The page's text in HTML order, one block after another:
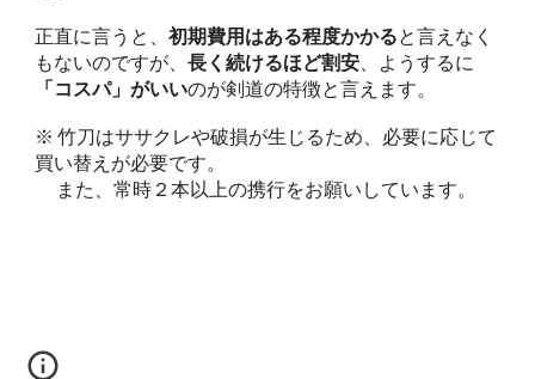
正直に言うと、初期費用はある程度かかると言えなく
もないのですが、長く続けるほど割安 、ようするに
「コスパ」がいいのが剣道の特徴と言えます。
※ 竹刀はササクレや破損が生じるため、必要に応じて
買い替えが必要です。
また、常時２本以上の携行をお願いしています。